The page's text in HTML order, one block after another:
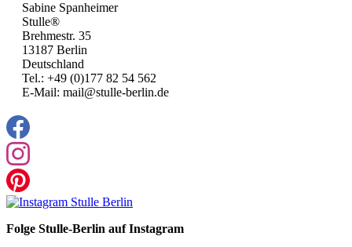
Sabine Spanheimer
Stulle®
Brehmestr. 35
13187 Berlin
Deutschland
Tel.: +49 (0)177 82 54 562
E-Mail: mail@stulle-berlin.de
Folge Stulle-Berlin auf Instagram